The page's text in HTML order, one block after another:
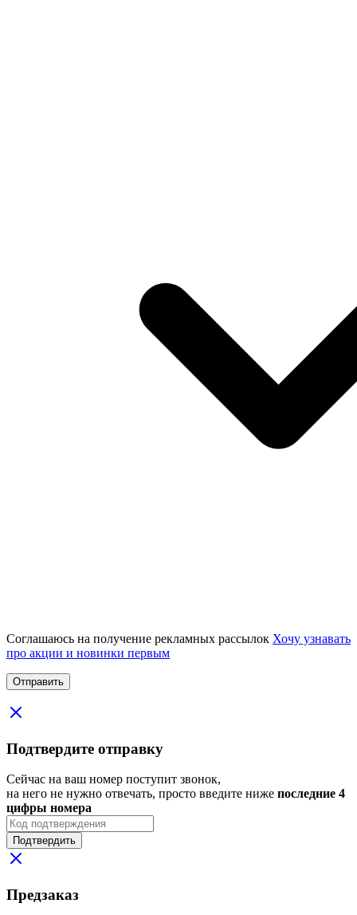
Соглашаюсь на получение рекламных рассылок Хочу узнавать
про акции и новинки первым
Подтвердите отправку
Сейчас на ваш номер поступит звонок,
на него не нужно отвечать, просто введите ниже последние 4
цифры номера
Подтвердить
Предзаказ